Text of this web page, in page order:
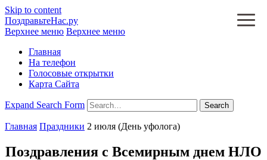
Skip to content
ПоздравьтеНас.ру
Верхнее меню Верхнее меню
Главная
На телефон
Голосовые открытки
Карта Сайта
Expand Search Form Search
Главная Праздники 2 июля (День уфолога)
Поздравления с Всемирным днем НЛО